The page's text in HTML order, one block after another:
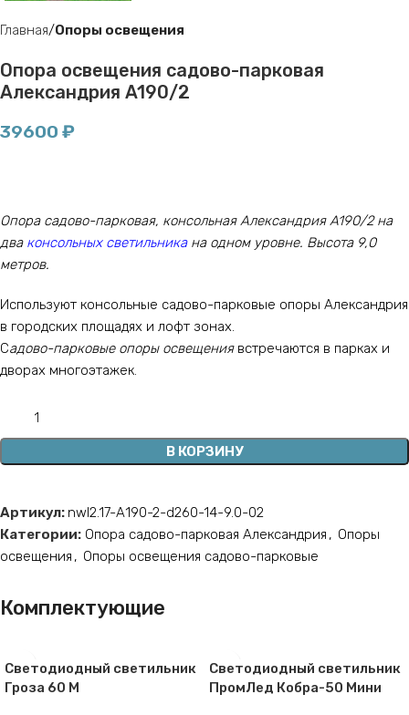
Главная Опоры освещения
Опора освещения садово-парковая
Александрия A190/2
39600 ₽
Опора садово-парковая, консольная Александрия A190/2 на
два консольных светильникана одном уровне. Высота 9,0
метров.
Используют консольные садово-парковые опоры Александрия
в городских площадях и лофт зонах.
Садово-парковые опоры освещениявстречаются в парках и
дворах многоэтажек.
В КОРЗИНУ
Артикул: nwl2.17-А190-2-d260-14-9.0-02
Категории: Опора садово-парковая Александрия , Опоры
освещения , Опоры освещения садово-парковые
Комплектующие
Светодиодный светильник
Гроза 60 M
Светодиодный светильник
ПромЛед Кобра-50 Мини